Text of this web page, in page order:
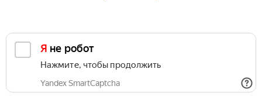
Я не робот
Нажмите, чтобы продолжить
Yandex SmartCaptcha